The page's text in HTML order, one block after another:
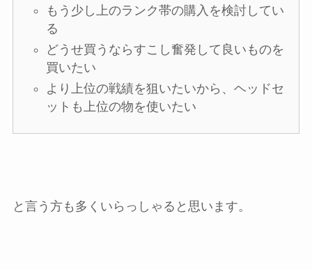
もう少し上のランク帯の購入を検討してい
る
どうせ買うならすこし奮発して良いものを
買いたい
より上位の戦績を狙いたいから、ヘッドセ
ットも上位の物を使いたい
と言う方も多くいらっしゃると思います。